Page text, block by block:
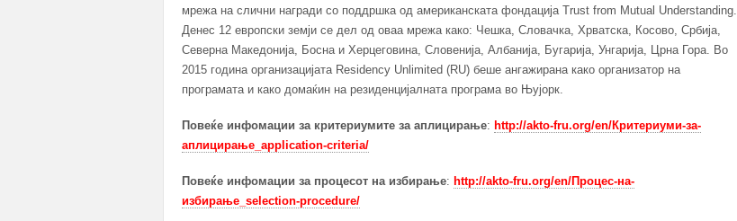
мрежа на слични награди со поддршка од американската фондација Trust from Mutual Understanding.
Денес 12 европски земји се дел од оваа мрежа како: Чешка, Словачка, Хрватска, Косово, Србија,
Северна Македонија, Босна и Херцеговина, Словенија, Албанија, Бугарија, Унгарија, Црна Гора. Во
2015 година организацијата Residency Unlimited (RU) беше ангажирана како организатор на
програмата и како домаќин на резиденцијалната програма во Њујорк.
Повеќе инфомации за критериумите за аплицирање: http://akto-fru.org/en/Критериуми-за-
аплицирање_application-criteria/
Повеќе инфомации за процесот на избирање: http://akto-fru.org/en/Процес-на-
избирање_selection-procedure/